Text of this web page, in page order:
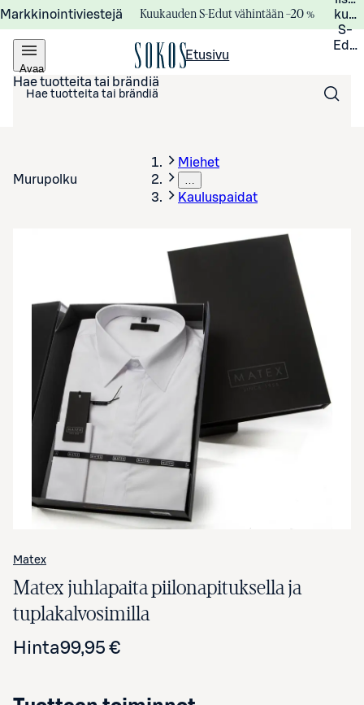
Markkinointiviestejä Kuukauden S-Edut vähintään –20 %
S-
Avaa
valikko
Etusivu
Hae tuotteita tai brändiä
Murupolku
Miehet
…
Kauluspaidat
Avaa tuotekuva suurennettuna
Matex
Matex juhlapaita piilonapituksella ja
tuplakalvosimilla
Hinta99,95 €